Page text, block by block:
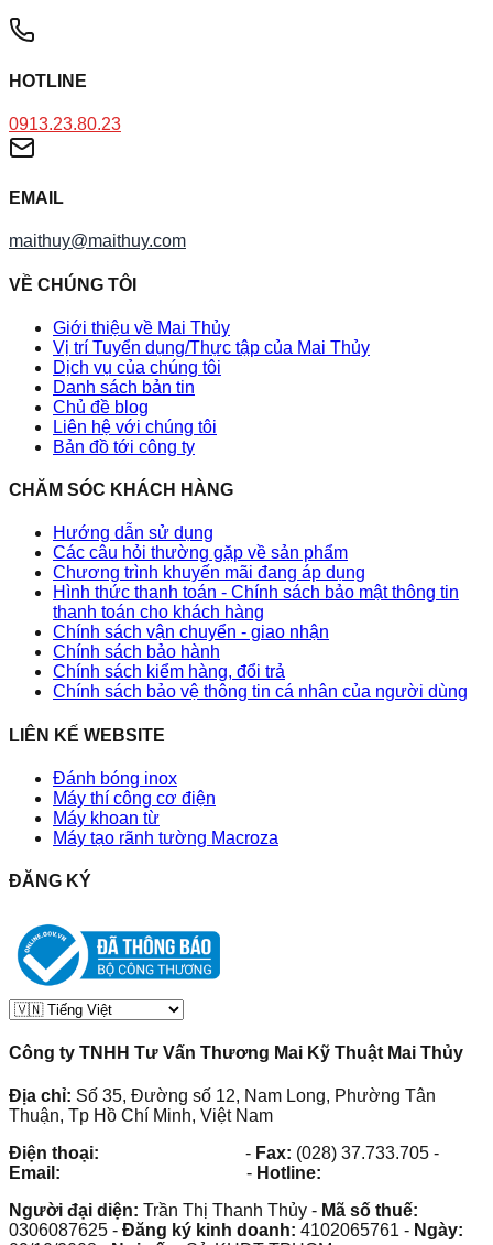
HOTLINE
0913.23.80.23
EMAIL
maithuy@maithuy.com
VỀ CHÚNG TÔI
Giới thiệu về Mai Thủy
Vị trí Tuyển dụng/Thực tập của Mai Thủy
Dịch vụ của chúng tôi
Danh sách bản tin
Chủ đề blog
Liên hệ với chúng tôi
Bản đồ tới công ty
CHĂM SÓC KHÁCH HÀNG
Hướng dẫn sử dụng
Các câu hỏi thường gặp về sản phẩm
Chương trình khuyến mãi đang áp dụng
Hình thức thanh toán - Chính sách bảo mật thông tin
thanh toán cho khách hàng
Chính sách vận chuyển - giao nhận
Chính sách bảo hành
Chính sách kiểm hàng, đổi trả
Chính sách bảo vệ thông tin cá nhân của người dùng
LIÊN KẾ WEBSITE
Đánh bóng inox
Máy thí công cơ điện
Máy khoan từ
Máy tạo rãnh tường Macroza
ĐĂNG KÝ
Công ty TNHH Tư Vấn Thương Mai Kỹ Thuật Mai Thủy
Địa chỉ: Số 35, Đường số 12, Nam Long, Phường Tân
Thuận, Tp Hồ Chí Minh, Việt Nam
Điện thoại:
- Fax: (028) 37.733.705 -
Email:
- Hotline:
Người đại diện: Trần Thị Thanh Thủy - Mã số thuế:
0306087625 - Đăng ký kinh doanh: 4102065761 - Ngày: